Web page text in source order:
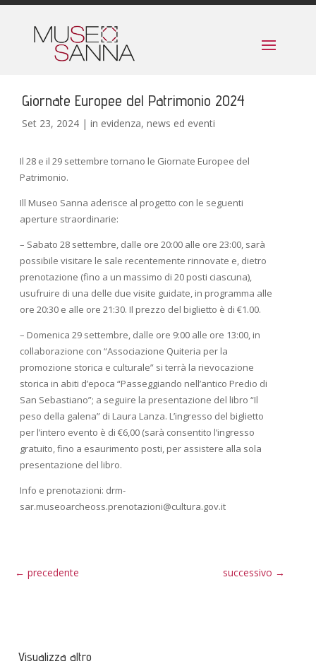
Giornate Europee del Patrimonio 2024
Set 23, 2024 |in evidenza,news ed eventi
Il 28 e il 29 settembre tornano le Giornate Europee del
Patrimonio.
Ill Museo Sanna aderisce al progetto con le seguenti
aperture straordinarie:
– Sabato 28 settembre, dalle ore 20:00 alle ore 23:00, sarà
possibile visitare le sale recentemente rinnovate e, dietro
prenotazione (fino a un massimo di 20 posti ciascuna),
usufruire di una delle due visite guidate, in programma alle
ore 20:30 e alle ore 21:30. Il prezzo del biglietto è di €1.00.
– Domenica 29 settembre, dalle ore 9:00 alle ore 13:00, in
collaborazione con “Associazione Quiteria per la
promozione storica e culturale” si terrà la rievocazione
storica in abiti d’epoca “Passeggiando nell’antico Predio di
San Sebastiano”; a seguire la presentazione del libro “Il
peso della galena” di Laura Lanza. L’ingresso del biglietto
per l’intero evento è di €6,00 (sarà consentito l’ingresso
gratuito, fino a esaurimento posti, per assistere alla sola
presentazione del libro.
Info e prenotazioni: drm-
sar.museoarcheoss.prenotazioni@cultura.gov.it
←precedente successivo →
Visualizza altro